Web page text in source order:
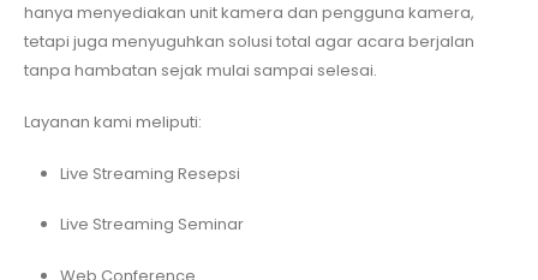
hanya menyediakan unit kamera dan pengguna kamera,
tetapi juga menyuguhkan solusi total agar acara berjalan
tanpa hambatan sejak mulai sampai selesai.
Layanan kami meliputi:
Live Streaming Resepsi
Live Streaming Seminar
Web Conference